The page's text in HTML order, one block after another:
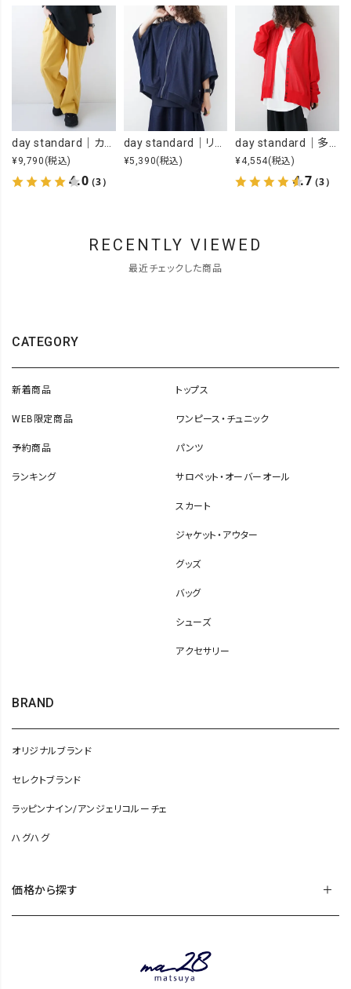
¥9,790 (税込)
4.0（3）
¥5,390(税込) ¥4,554(税込)
4.7（3）
RECENTLY VIEWED
最近チェックした商品
CATEGORY
新着商品
WEB限定商品
予約商品
ランキング
トップス
ワンピース・チュニック
パンツ
サロペット・オーバーオール
スカート
ジャケット・アウター
グッズ
バッグ
シューズ
アクセサリー
BRAND
オリジナルブランド
セレクトブランド
ラッピンナイン/アンジェリコルーチェ
ハグハグ
価格から探す